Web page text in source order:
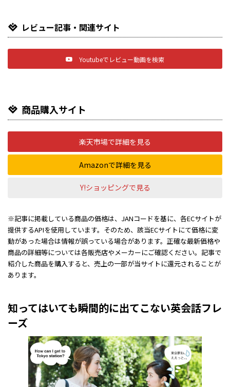
レビュー記事・関連サイト
Youtubeでレビュー動画を検索
商品購入サイト
楽天市場で詳細を見る
Amazonで詳細を見る
Y!ショッピングで見る
※記事に掲載している商品の価格は、JANコードを基に、各ECサイトが
提供するAPIを使用しています。そのため、該当ECサイトにて価格に変
動があった場合は情報が誤っている場合があります。正確な最新価格や
商品の詳細等については各販売店やメーカーにご確認ください。記事で
紹介した商品を購入すると、売上の一部が当サイトに還元されることが
あります。
知ってはいても瞬間的に出てこない英会話フレ
ーズ